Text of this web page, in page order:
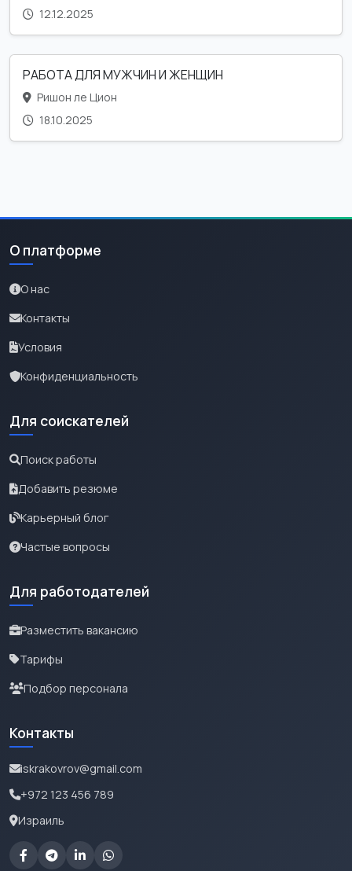
12.12.2025
РАБОТА ДЛЯ МУЖЧИН И ЖЕНЩИН
Ришон ле Цион
18.10.2025
О платформе
О нас
Контакты
Условия
Конфиденциальность
Для соискателей
Поиск работы
Добавить резюме
Карьерный блог
Частые вопросы
Для работодателей
Разместить вакансию
Тарифы
Подбор персонала
Контакты
iskrakovrov@gmail.com
+972 123 456 789
Израиль